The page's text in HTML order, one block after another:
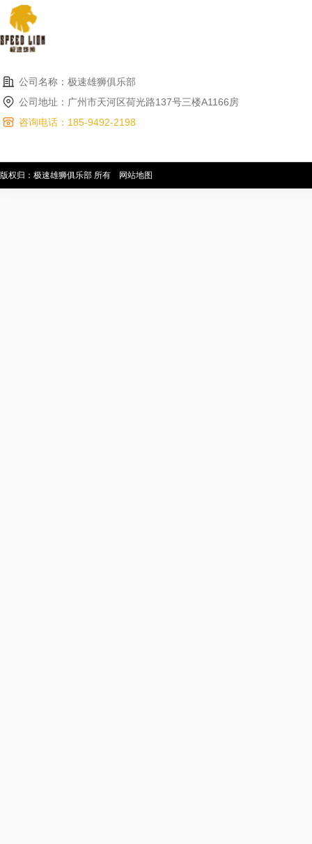
公司名称：极速雄狮俱乐部
公司地址：广州市天河区荷光路137号三楼A1166房
咨询电话：185-9492-2198
版权归：极速雄狮俱乐部 所有 网站地图